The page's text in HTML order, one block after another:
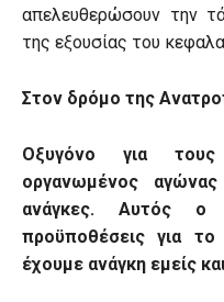
απελευθερώσουν την
της εξουσίας του
Στον δρόμο της
Οξυγόνο για
οργανωμένος
ανάγκες. Αυτός ο
προϋποθέσεις για
έχουμε ανάγκη εμείς